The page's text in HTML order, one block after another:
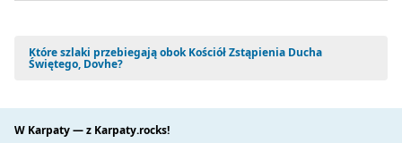
Które szlaki przebiegają obok Kościół Zstąpienia Ducha
Świętego, Dovhe?
W Karpaty — z Karpaty.rocks!